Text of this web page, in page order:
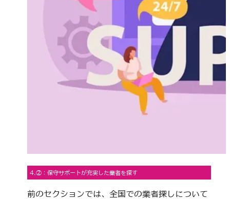
4.②：保守サポートが充実した業者を探す
前のセクションでは、全国での業者探しについて